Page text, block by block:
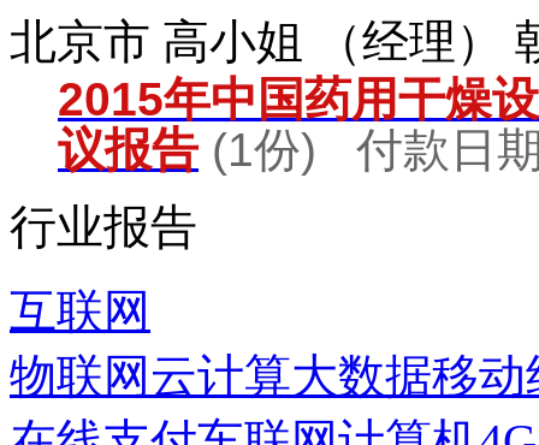
北京市 高小姐 （经理）
2015年中国药用干燥
议报告 (1份) 付款日
行业报告
互联网
物联网 云计算大数据移动